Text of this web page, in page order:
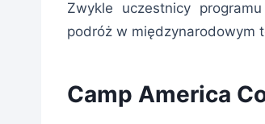
Zwykle uczestnicy
podróż w międzynarodowym
Camp America